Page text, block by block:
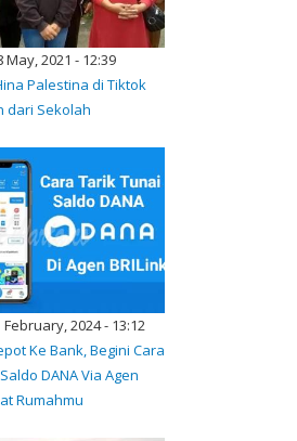
2021 - 12:39
Palestina di Tiktok
dari Sekolah
2024 - 13:12
Ke Bank, Begini Cara
DANA Via Agen
Rumahmu